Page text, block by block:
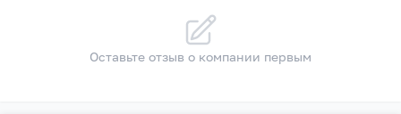
Оставьте отзыв о компании первым